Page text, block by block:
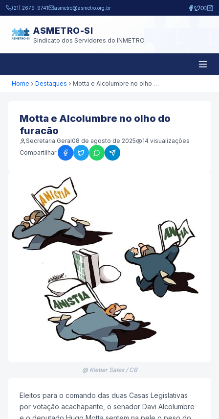
Pular para o conteúdo principal
(21) 2679-9741 asmetro@asmetro.org.br
ASMETRO-SI
Sindicato dos Servidores do INMETRO
Home Destaques Motta e Alcolumbre no olho do furacão
Motta e Alcolumbre no olho do
furacão
Secretaria Geral08 de agosto de 2025 14 visualizações
Compartilhar:
@ Kleber Sales / CB
Eleitos para o comando das duas Casas Legislativas
por votação acachapante, o senador Davi Alcolumbre